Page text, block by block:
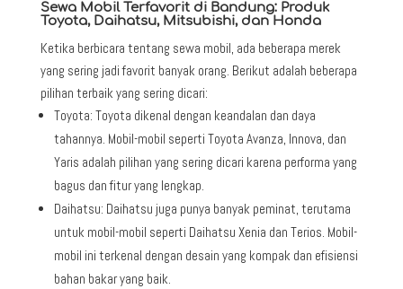
Sewa Mobil Terfavorit di Bandung: Produk
Toyota, Daihatsu, Mitsubishi, dan Honda
Ketika berbicara tentang sewa mobil, ada beberapa merek
yang sering jadi favorit banyak orang. Berikut adalah beberapa
pilihan terbaik yang sering dicari:
Toyota: Toyota dikenal dengan keandalan dan daya
tahannya. Mobil-mobil seperti Toyota Avanza, Innova, dan
Yaris adalah pilihan yang sering dicari karena performa yang
bagus dan fitur yang lengkap.
Daihatsu: Daihatsu juga punya banyak peminat, terutama
untuk mobil-mobil seperti Daihatsu Xenia dan Terios. Mobil-
mobil ini terkenal dengan desain yang kompak dan efisiensi
bahan bakar yang baik.